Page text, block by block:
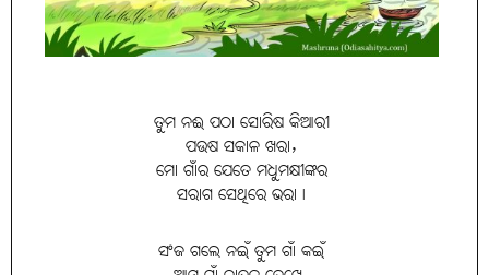
ତୁମ ନଈ ପଠା ସୋରିଷ କିଆରୀ
ପଉଷ ସକାଳ ଖରା,
ମୋ ଗାଁର ଯେତେ ମଧୁମକ୍ଷୀଙ୍କର
ସରାଗ ସେଥିରେ ଭରା।
ସଂଜ ଗଲେ ନଇଁ ତୁମ ଗାଁ କଇଁ